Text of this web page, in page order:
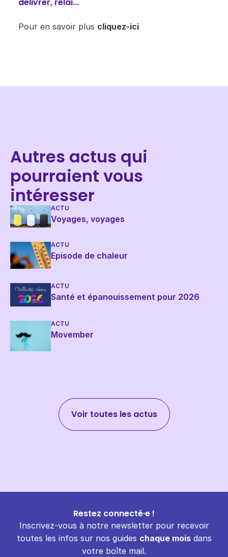
​​​​Pour en savoir plus cliquez-ici
Autres actus qui
pourraient vous
intéresser
ACTU
Voyages, voyages
ACTU
Episode de chaleur
ACTU
Santé et épanouissement pour 2026
ACTU
Movember
Voir toutes les actus
Restez connecté·e !
Inscrivez-vous à notre newsletter pour recevoir
toutes les infos sur nos guides chaque moisdans
votre boîte mail.